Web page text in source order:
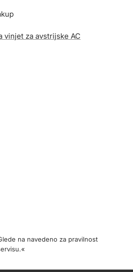
vinjet za avstrijske AC
na navedeno za pravilnost